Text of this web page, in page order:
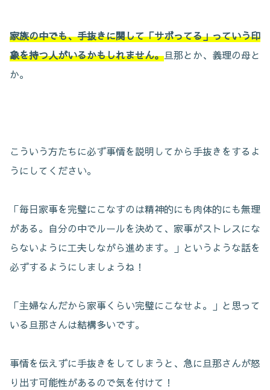
家族の中でも、手抜きに関して「サボってる」っていう印
象を持つ人がいるかもしれません。旦那とか、義理の母と
か。
こういう方たちに必ず事情を説明してから手抜きをするよ
うにしてください。
「毎日家事を完璧にこなすのは精神的にも肉体的にも無理
がある。自分の中でルールを決めて、家事がストレスにな
らないように工夫しながら進めます。」というような話を
必ずするようにしましょうね！
「主婦なんだから家事くらい完璧にこなせよ。」と思って
いる旦那さんは結構多いです。
事情を伝えずに手抜きをしてしまうと、急に旦那さんが怒
り出す可能性があるので気を付けて！